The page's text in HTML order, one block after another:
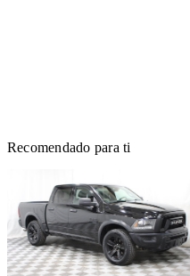
Recomendado para ti